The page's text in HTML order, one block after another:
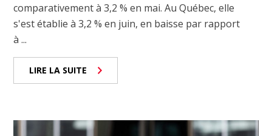
comparativement à 3,2 % en mai. Au Québec, elle
s'est établie à 3,2 % en juin, en baisse par rapport
à ...
LIRE LA SUITE